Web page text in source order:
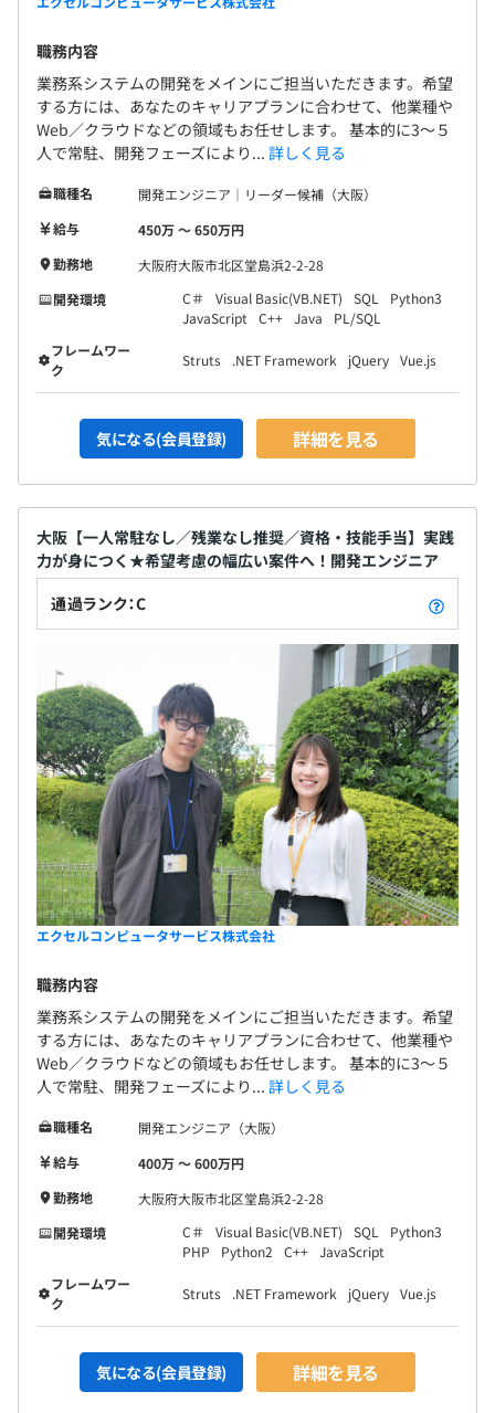
職務内容
業務系システムの開発をメインにご担当いただきます。希望
する方には、あなたのキャリアプランに合わせて、他業種や
Web／クラウドなどの領域もお任せします。 基本的に3～５
人で常駐、開発フェーズにより... 詳しく見る
職種名
開発エンジニア｜リーダー候補（大阪）
給与
450万 〜 650万円
勤務地
大阪府大阪市北区堂島浜2-2-28
開発環境
C＃ Visual Basic(VB.NET) SQL
Python3
JavaScript C++ Java
PL/SQL
フレームワー
ク
Struts .NET Framework jQuery Vue.js
気になる(会員登録) 詳細を見る
大阪【一人常駐なし／残業なし推奨／資格・技能手当】実践
力が身につく★希望考慮の幅広い案件へ！開発エンジニア
通過ランク：C
エクセルコンピュータサービス株式会社
職務内容
業務系システムの開発をメインにご担当いただきます。希望
する方には、あなたのキャリアプランに合わせて、他業種や
Web／クラウドなどの領域もお任せします。 基本的に3～５
人で常駐、開発フェーズにより... 詳しく見る
職種名
開発エンジニア（大阪）
給与
400万 〜 600万円
勤務地
大阪府大阪市北区堂島浜2-2-28
開発環境
C＃ Visual Basic(VB.NET) SQL
Python3
PHP
Python2 C++ JavaScript
フレームワー
ク
Struts .NET Framework jQuery Vue.js
気になる(会員登録) 詳細を見る